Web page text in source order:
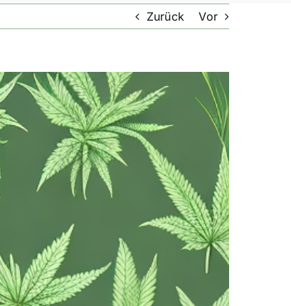
Zurück Vor